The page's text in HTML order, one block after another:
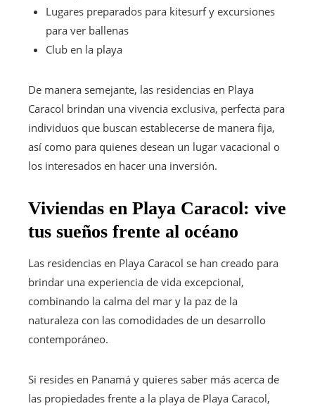
Lugares preparados para kitesurf y excursiones
para ver ballenas
Club en la playa
De manera semejante, las residencias en Playa
Caracol brindan una vivencia exclusiva, perfecta para
individuos que buscan establecerse de manera fija,
así como para quienes desean un lugar vacacional o
los interesados en hacer una inversión.
Viviendas en Playa Caracol: vive
tus sueños frente al océano
Las residencias en Playa Caracol se han creado para
brindar una experiencia de vida excepcional,
combinando la calma del mar y la paz de la
naturaleza con las comodidades de un desarrollo
contemporáneo.
Si resides en Panamá y quieres saber más acerca de
las propiedades frente a la playa de Playa Caracol,